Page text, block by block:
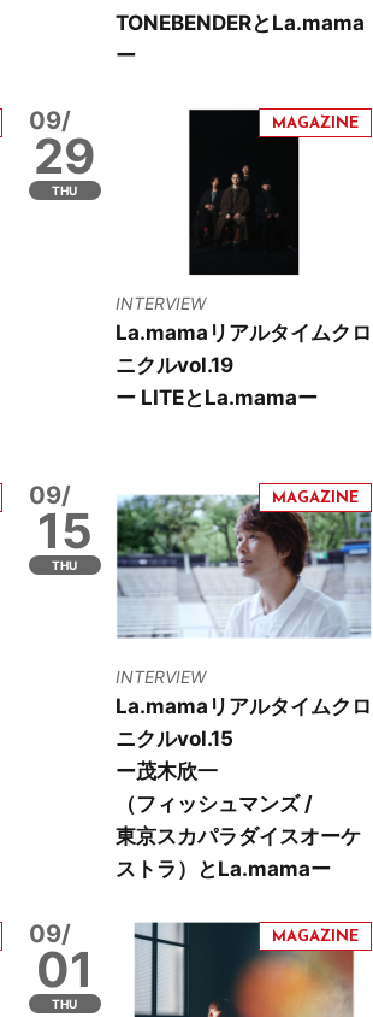
TONEBENDERとLa.mama
ー
09/
29
THU
INTERVIEW
La.mamaリアルタイムクロ
ニクルvol.19
ー LITEとLa.mamaー
09/
15
THU
INTERVIEW
La.mamaリアルタイムクロ
ニクルvol.15
ー茂木欣一
（フィッシュマンズ /
東京スカパラダイスオーケ
ストラ）とLa.mamaー
09/
01
THU